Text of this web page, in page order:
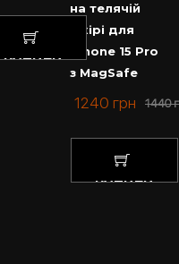
КУПИТИ
на телячій
шкірі для
iPhone 15 Pro
з MagSafe
1440
1240 грн
КУПИТИ